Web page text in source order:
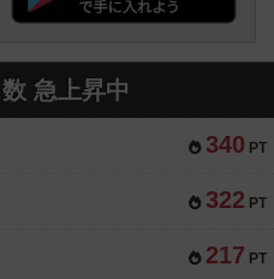
急上昇中
340 PT
322 PT
217 PT